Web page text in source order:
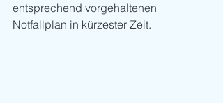
entsprechend vorgehaltenen
Notfallplan in kürzester Zeit.